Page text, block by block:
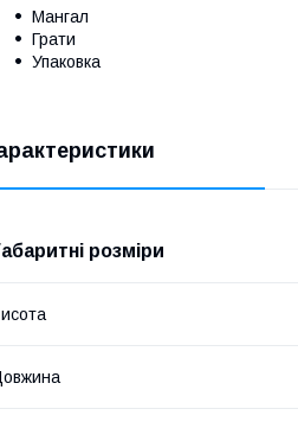
Мангал
Грати
Упаковка
розміри